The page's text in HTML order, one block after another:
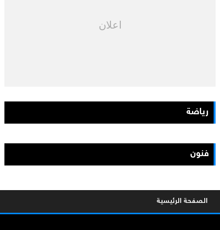
اعلان
رياضة
فنون
الصفحة الرئيسية